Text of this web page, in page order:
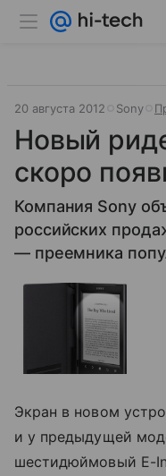
20 августа 2012 Sony
Новый
скоро
Компания Sony
российских
— преемника
Экран в новом
и у предыдущей
шестидюймовый E-